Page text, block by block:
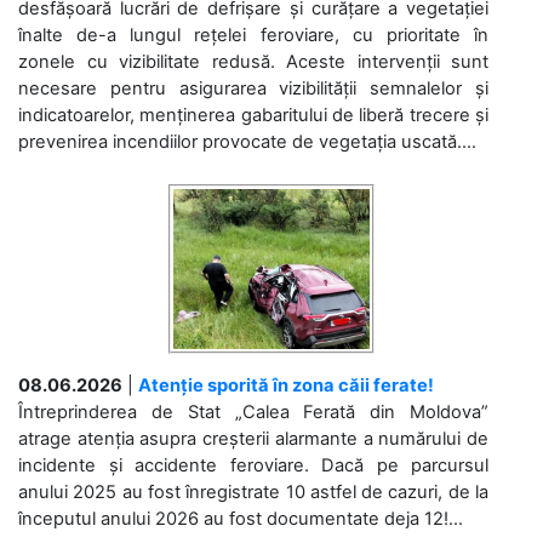
desfășoară lucrări de defrișare și curățare a vegetației
înalte de-a lungul rețelei feroviare, cu prioritate în
zonele cu vizibilitate redusă. Aceste intervenții sunt
necesare pentru asigurarea vizibilității semnalelor și
indicatoarelor, menținerea gabaritului de liberă trecere și
prevenirea incendiilor provocate de vegetația uscată....
08.06.2026
Atenție sporită în zona căii ferate!
Întreprinderea de Stat „Calea Ferată din Moldova”
atrage atenția asupra creșterii alarmante a numărului de
incidente și accidente feroviare. Dacă pe parcursul
anului 2025 au fost înregistrate 10 astfel de cazuri, de la
începutul anului 2026 au fost documentate deja 12!...